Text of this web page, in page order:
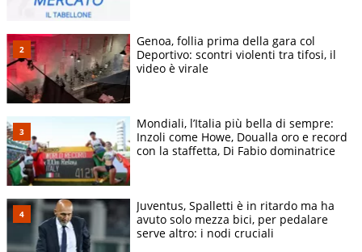
Genoa, follia prima della gara col
Deportivo: scontri violenti tra tifosi, il
video è virale
Mondiali, l’Italia più bella di sempre:
Inzoli come Howe, Doualla oro e record
con la staffetta, Di Fabio dominatrice
Juventus, Spalletti è in ritardo ma ha
avuto solo mezza bici, per pedalare
serve altro: i nodi cruciali